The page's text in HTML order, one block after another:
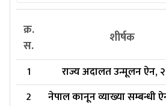
क्र.
स.
शीर्षक
1 राज्य अदालत उन्मूलन ऐन,
2
नेपाल कानून व्याख्या सम्बन्धी